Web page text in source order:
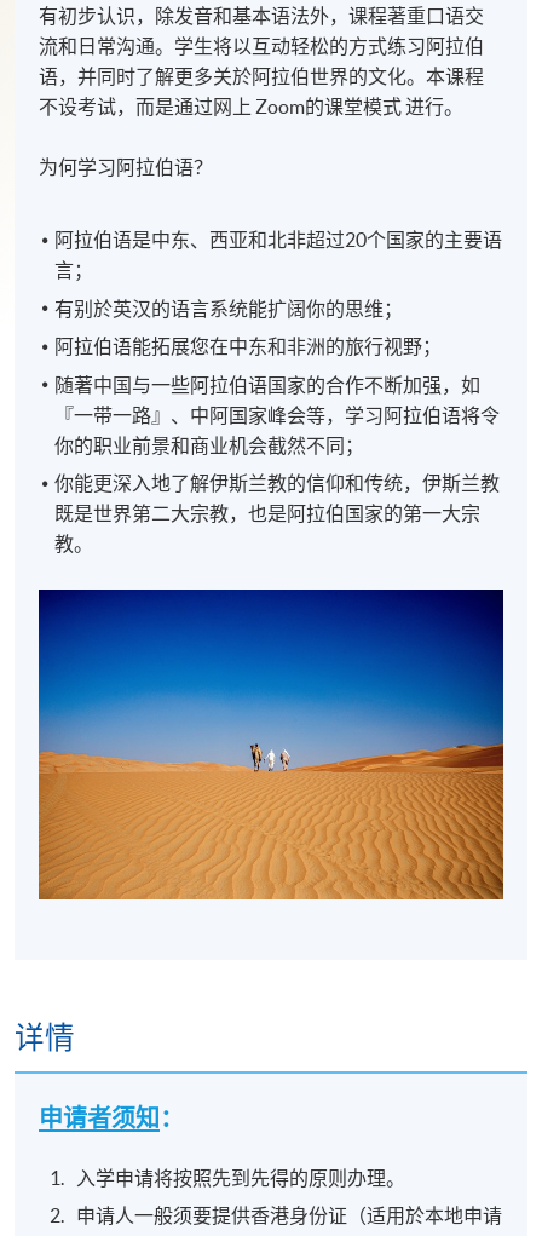
有初步认识，除发音和基本语法外，课程著重口语交
流和日常沟通。学生将以互动轻松的方式练习阿拉伯
语，并同时了解更多关於阿拉伯世界的文化。本课程
不设考试，而是通过网上 Zoom的课堂模式 进行。
为何学习阿拉伯语？
阿拉伯语是中东、西亚和北非超过20个国家的主要语
言；
有别於英汉的语言系统能扩阔你的思维；
阿拉伯语能拓展您在中东和非洲的旅行视野；
随著中国与一些阿拉伯语国家的合作不断加强，如
『一带一路』、中阿国家峰会等，学习阿拉伯语将令
你的职业前景和商业机会截然不同；
你能更深入地了解伊斯兰教的信仰和传统，伊斯兰教
既是世界第二大宗教，也是阿拉伯国家的第一大宗
教。
详情
申请者须知 ：
入学申请将按照先到先得的原则办理。
申请人一般须要提供香港身份证（适用於本地申请